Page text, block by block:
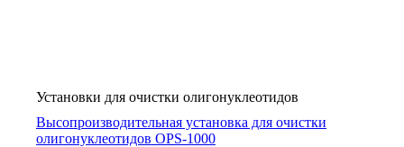
Установки для очистки олигонуклеотидов
Высопроизводительная установка для очистки
олигонуклеотидов OPS-­1000